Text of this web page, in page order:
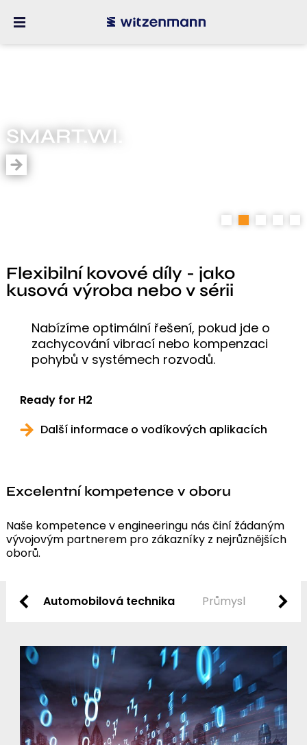
SMART.WI.
1 2 3 4 5
Flexibilní kovové díly - jako
kusová výroba nebo v sérii
Nabízíme optimální řešení, pokud jde o
zachycování vibrací nebo kompenzaci
pohybů v systémech rozvodů.
Ready for H2
Další informace o vodíkových aplikacích
Excelentní kompetence v oboru
Naše kompetence v engineeringu nás činí žádaným
vývojovým partnerem pro zákazníky z nejrůznějších
oborů.
Automobilová technika Průmysl